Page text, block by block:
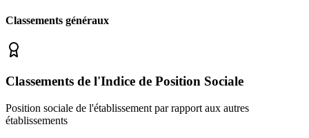
Classements généraux
Classements de l'Indice de Position Sociale
Position sociale de l'établissement par rapport aux autres
établissements